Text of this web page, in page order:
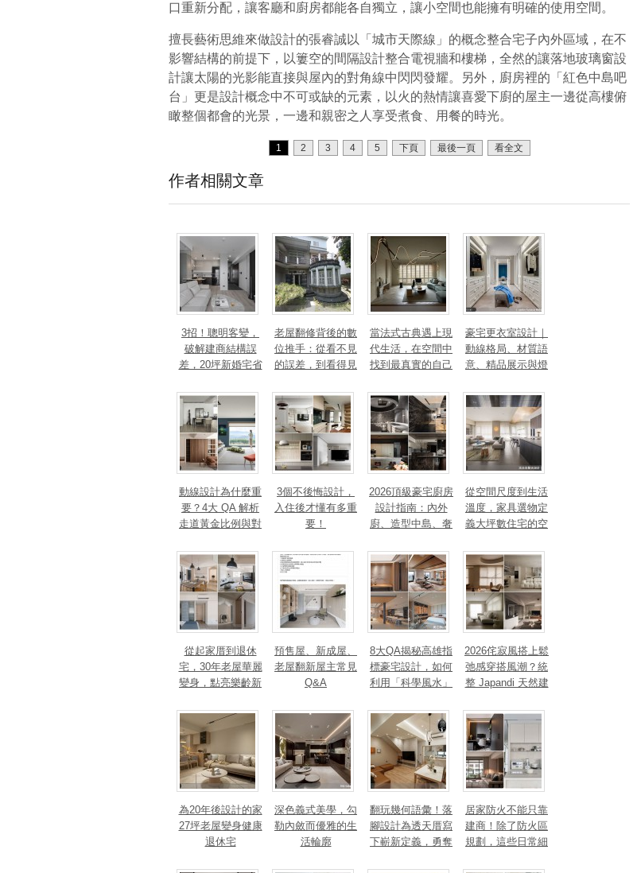
口重新分配，讓客廳和廚房都能各自獨立，讓小空間也能擁有明確的使用空間。
擅長藝術思維來做設計的張睿誠以「城市天際線」的概念整合宅子內外區域，在不
影響結構的前提下，以簍空的間隔設計整合電視牆和樓梯，全然的讓落地玻璃窗設
計讓太陽的光影能直接與屋內的對角線中閃閃發耀。另外，廚房裡的「紅色中島吧
台」更是設計概念中不可或缺的元素，以火的熱情讓喜愛下廚的屋主一邊從高樓俯
瞰整個都會的光景，一邊和親密之人享受煮食、用餐的時光。
1 2 3 4 5 下頁 最後一頁 看全文
作者相關文章
3招！聰明客變，
破解建商結構誤
差，20坪新婚宅省
錢
老屋翻修背後的數
位推手：從看不見
的誤差，到看得見
當法式古典遇上現
代生活，在空間中
找到最真實的自己
豪宅更衣室設計｜
動線格局、材質語
意、精品展示與燈
打造高訂生活儀式
動線設計為什麼重
要？4大 QA 解析
走道黃金比例與對
3個不後悔設計，
入住後才懂有多重
要！
2026頂級豪宅廚房
設計指南：內外
廚、造型中島、奢
讓廚房從空間配角
變主角！
從空間尺度到生活
溫度，家具選物定
義大坪數住宅的空
從起家厝到退休
宅，30年老屋華麗
變身，點亮樂齡新
法、英指標設計大
獎！
預售屋、新成屋、
老屋翻新屋主常見
Q&A
8大QA揭秘高雄指
標豪宅設計，如何
利用「科學風水」
量磁場？
2026侘寂風搭上鬆
弛感穿搭風潮？統
整 Japandi 天然建
有風靡全球的軟裝
家具推薦
為20年後設計的家
27坪老屋變身健康
退休宅
深色義式美學，勾
勒內斂而優雅的生
活輪廓
翻玩幾何語彙！落
腳設計為透天厝寫
下嶄新定義，勇奪
居家防火不能只靠
建商！除了防火區
規劃，這些日常細